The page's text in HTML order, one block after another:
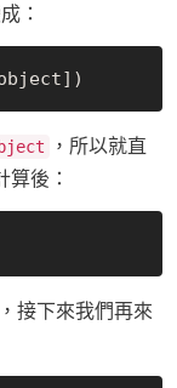
：
，所以就直
算後：
接下來我們再來